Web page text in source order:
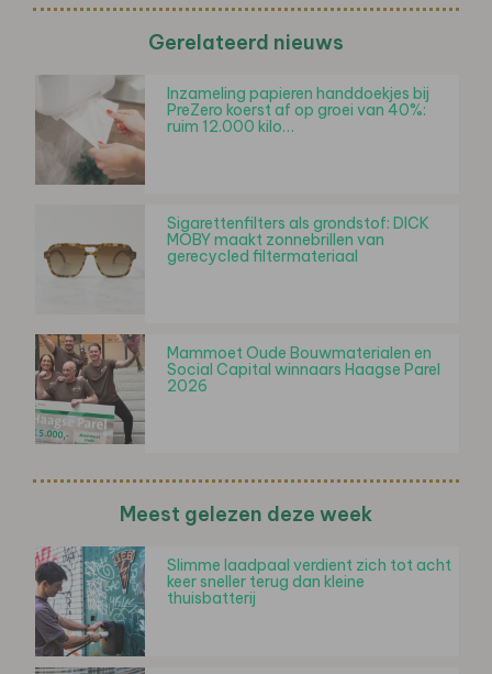
Gerelateerd nieuws
Inzameling papieren handdoekjes bij
PreZero koerst af op groei van 40%:
ruim 12.000 kilo…
Sigarettenfilters als grondstof: DICK
MOBY maakt zonnebrillen van
gerecycled filtermateriaal
Mammoet Oude Bouwmaterialen en
Social Capital winnaars Haagse Parel
2026
Meest gelezen deze week
Slimme laadpaal verdient zich tot acht
keer sneller terug dan kleine
thuisbatterij